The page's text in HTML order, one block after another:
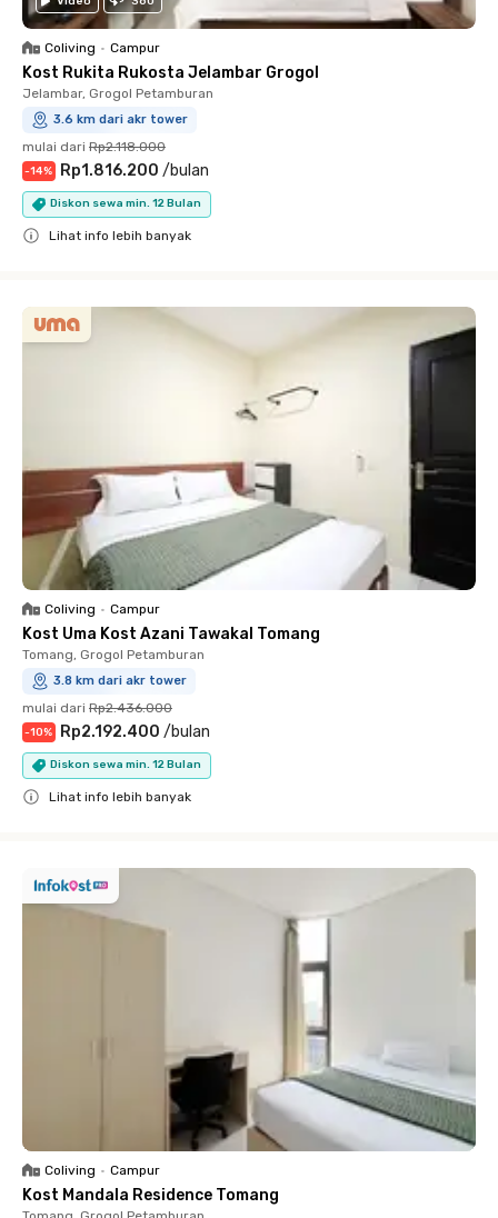
Coliving • Campur
Kost Rukita Rukosta Jelambar Grogol
Jelambar, Grogol Petamburan
3.6 km dari akr tower
mulai dari Rp2.118.000
-14% Rp1.816.200 /bulan
Diskon sewa min. 12 Bulan
Lihat info lebih banyak
Coliving • Campur
Kost Uma Kost Azani Tawakal Tomang
Tomang, Grogol Petamburan
3.8 km dari akr tower
mulai dari Rp2.436.000
-10% Rp2.192.400 /bulan
Diskon sewa min. 12 Bulan
Lihat info lebih banyak
Coliving • Campur
Kost Mandala Residence Tomang